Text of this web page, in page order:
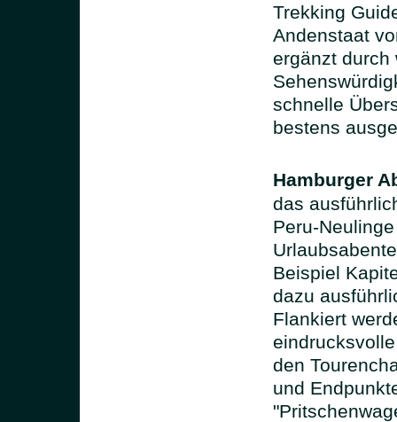
Trekking
Andenstaat
ergänzt durch
schnelle
bestens
Hamburger
das
Peru-
Beispiel
dazu
Flankiert
den
und